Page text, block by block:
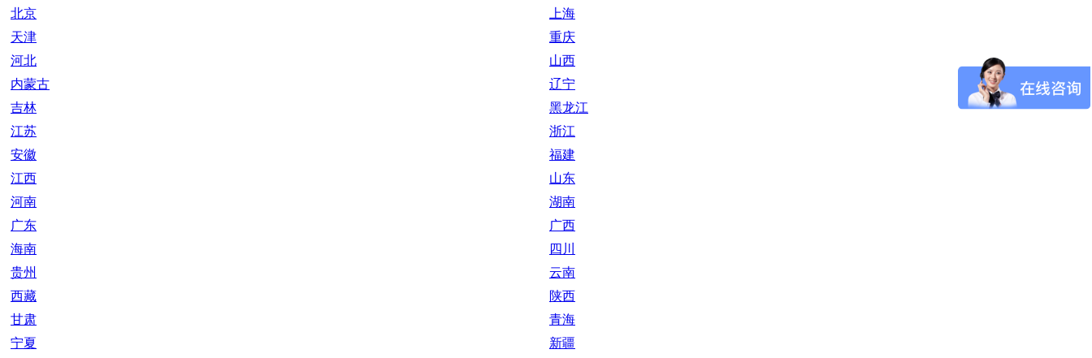
北京
上海
天津
重庆
河北
山西
内蒙古
辽宁
吉林
黑龙江
江苏
浙江
安徽
福建
江西
山东
河南
湖南
广东
广西
海南
四川
贵州
云南
西藏
陕西
甘肃
青海
宁夏
新疆